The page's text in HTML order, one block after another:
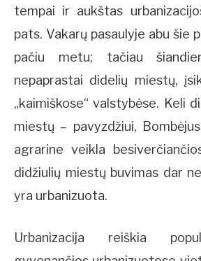
tempai ir aukštas
pats. Vakarų pasaulyje abu šie
pačiu metu; tačiau
nepaprastai didelių miestų,
„kaimiškose“ valstybėse. Keli
miestų – pavyzdžiui,
agrarine veikla
didžiulių miestų buvimas dar
yra urbanizuota.
Urbanizacija reiškia